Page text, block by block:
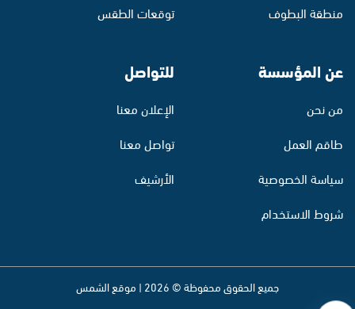
منطقة البطوف
توقعات الطقس
عن المؤسسة
من نحن
طاقم العمل
سياسة الخصوصية
شروط الاستخدام
للتواصل
الإعلان معنا
تواصل معنا
الأرشيف
جميع الحقوق محفوظة © 2026 | موقع الشمس